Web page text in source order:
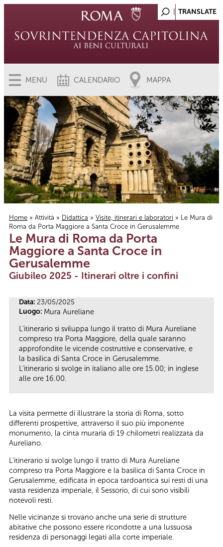
MENU CALENDARIO MAPPA
Tu sei qui
Home » Attività » Didattica » Visite, itinerari e laboratori » Le Mura di
Roma da Porta Maggiore a Santa Croce in Gerusalemme
Le Mura di Roma da Porta
Maggiore a Santa Croce in
Gerusalemme
Giubileo 2025 - Itinerari oltre i confini
Data: 23/05/2025
Luogo: Mura Aureliane
L’itinerario si sviluppa lungo il tratto di Mura Aureliane
compreso tra Porta Maggiore, della quale saranno
approfondite le vicende costruttive e conservative, e
la basilica di Santa Croce in Gerusalemme.
L’itinerario si svolge in italiano alle ore 15.00; in inglese
alle ore 16.00.
La visita permette di illustrare la storia di Roma, sotto
differenti prospettive, attraverso il suo più imponente
monumento, la cinta muraria di 19 chilometri realizzata da
Aureliano.
L’itinerario si svolge lungo il tratto di Mura Aureliane
compreso tra Porta Maggiore e la basilica di Santa Croce in
Gerusalemme, edificata in epoca tardoantica sui resti di una
vasta residenza imperiale, il Sessorio, di cui sono visibili
notevoli resti.
Nelle vicinanze si trovano anche una serie di strutture
abitative che possono essere ricondotte a una lussuosa
residenza di personaggi legati alla corte imperiale.